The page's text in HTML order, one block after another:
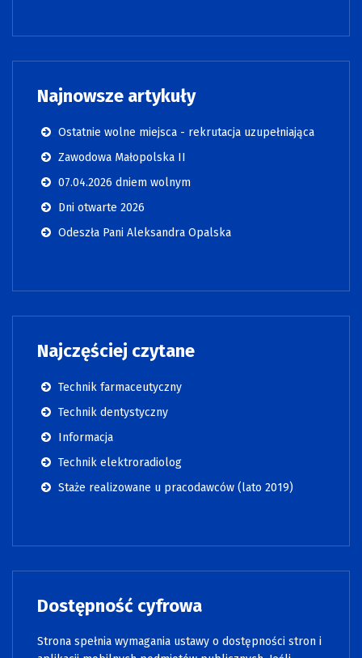
Najnowsze artykuły
Ostatnie wolne miejsca - rekrutacja uzupełniająca
Zawodowa Małopolska II
07.04.2026 dniem wolnym
Dni otwarte 2026
Odeszła Pani Aleksandra Opalska
Najczęściej czytane
Technik farmaceutyczny
Technik dentystyczny
Informacja
Technik elektroradiolog
Staże realizowane u pracodawców (lato 2019)
Dostępność cyfrowa
Strona spełnia wymagania ustawy o dostępności stron i